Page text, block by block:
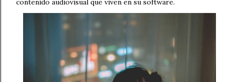
contenido audiovisual que viven en su software.